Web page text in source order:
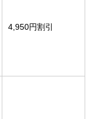
4,950円割引